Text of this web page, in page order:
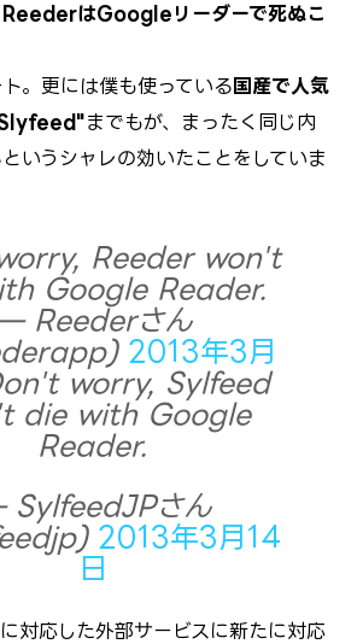
ReederはGoogleリーダーで死ぬこ
。更には僕も使っている 国産で人気
までもが、まったく同じ内
いうシャレの効いたことをしていま
Reeder won't
Google Reader.
Reederさん
2013年3月
worry, Sylfeed
die with Google
Reader.
さん
2013年3月14
日
対応した外部サービスに新たに対応